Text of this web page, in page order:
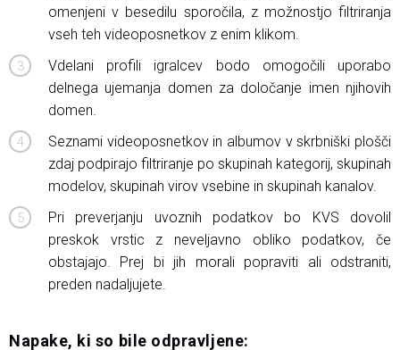
omenjeni v besedilu sporočila, z možnostjo filtriranja
vseh teh videoposnetkov z enim klikom.
Vdelani profili igralcev bodo omogočili uporabo
delnega ujemanja domen za določanje imen njihovih
domen.
Seznami videoposnetkov in albumov v skrbniški plošči
zdaj podpirajo filtriranje po skupinah kategorij, skupinah
modelov, skupinah virov vsebine in skupinah kanalov.
Pri preverjanju uvoznih podatkov bo KVS dovolil
preskok vrstic z neveljavno obliko podatkov, če
obstajajo. Prej bi jih morali popraviti ali odstraniti,
preden nadaljujete.
Napake, ki so bile odpravljene: